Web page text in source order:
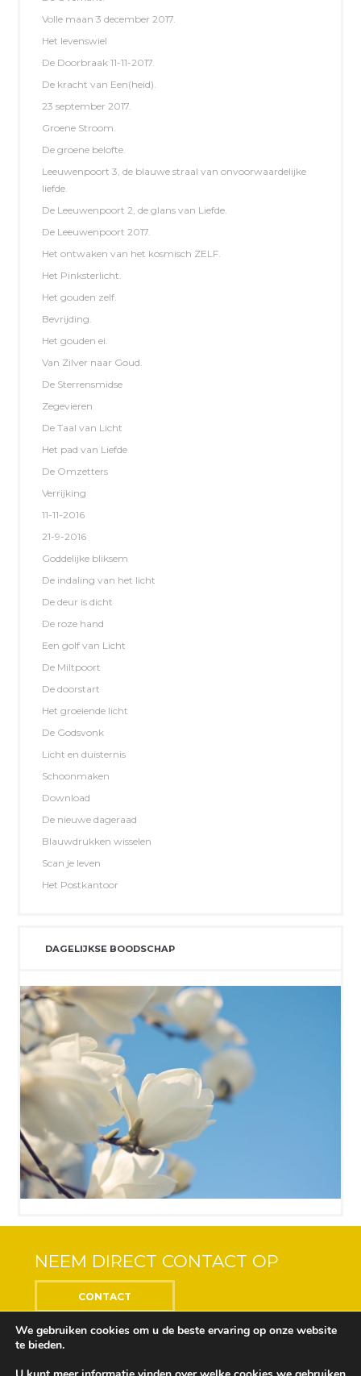
Volle maan 3 december 2017.
Het levenswiel
De Doorbraak 11-11-2017.
De kracht van Een(heid).
23 september 2017.
Groene Stroom.
De groene belofte.
Leeuwenpoort 3, de blauwe straal van onvoorwaardelijke
liefde.
De Leeuwenpoort 2, de glans van Liefde.
De Leeuwenpoort 2017.
Het ontwaken van het kosmisch ZELF.
Het Pinksterlicht.
Het gouden zelf.
Bevrijding.
Het gouden ei.
Van Zilver naar Goud.
De Sterrensmidse
Zegevieren
De Taal van Licht
Het pad van Liefde
De Omzetters
Verrijking
11-11-2016
21-9-2016
Goddelijke bliksem
De indaling van het licht
De deur is dicht
De roze hand
Een golf van Licht
De Miltpoort
De doorstart
Het groeiende licht
De Godsvonk
Licht en duisternis
Schoonmaken
Download
De nieuwe dageraad
Blauwdrukken wisselen
Scan je leven
Het Postkantoor
DAGELIJKSE BOODSCHAP
NEEM DIRECT CONTACT OP
CONTACT
We gebruiken cookies om u de beste ervaring op onze website
te bieden.